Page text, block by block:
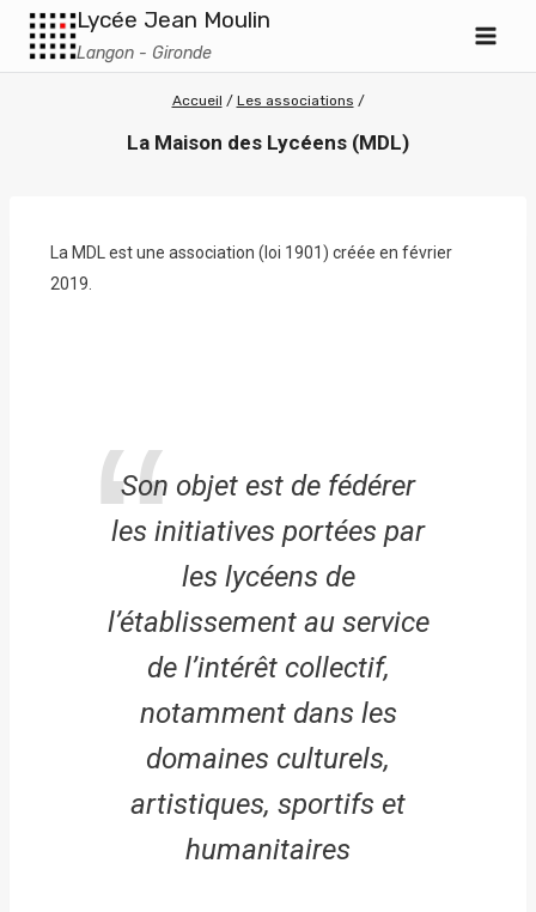
Lycée Jean Moulin
Langon - Gironde
Accueil / Les associations /
La Maison des Lycéens (MDL)
La MDL est une association (loi 1901) créée en février
2019.
Son objet est de fédérer
les initiatives portées par
les lycéens de
l’établissement au service
de l’intérêt collectif,
notamment dans les
domaines culturels,
artistiques, sportifs et
humanitaires